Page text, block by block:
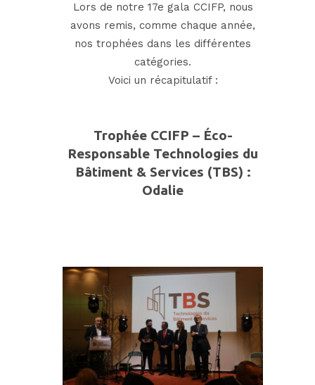
Lors de notre 17e gala CCIFP, nous
avons remis, comme chaque année,
nos trophées dans les différentes
catégories.
Voici un récapitulatif :
Trophée CCIFP – Éco-
Responsable Technologies du
Bâtiment & Services (TBS) :
Odalie